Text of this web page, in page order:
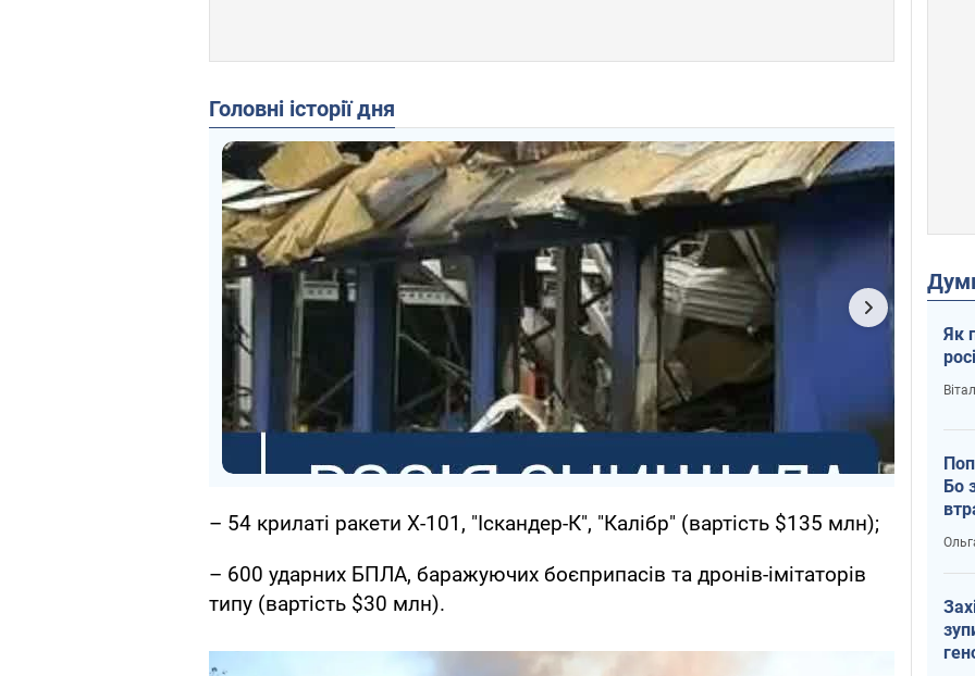
Головні історії дня
– 54 крилаті ракети Х-101, "Іскандер-К", "Калібр" (вартість $135 млн);
– 600 ударних БПЛА, баражуючих боєприпасів та дронів-імітаторів
типу (вартість $30 млн).
Як
Бо